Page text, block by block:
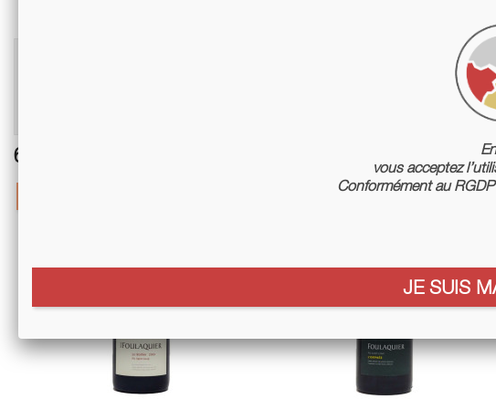
6 other products in the same category:
vous acceptez
Conformément au
JE SUIS